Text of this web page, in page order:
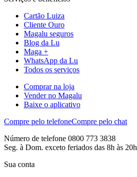
Cartão Luiza
Cliente Ouro
Magalu seguros
Blog da Lu
Maga +
WhatsApp da Lu
Todos os serviços
Comprar na loja
Vender no Magalu
Baixe o aplicativo
Compre pelo telefoneCompre pelo chat
Número de telefone 0800 773 3838
Seg. à Dom. exceto feriados das 8h às 20h
Sua conta